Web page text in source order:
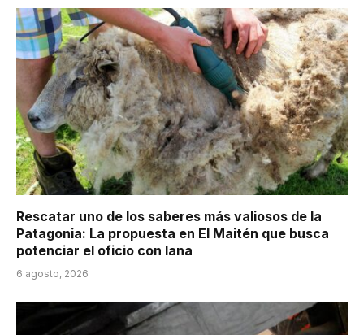
Rescatar uno de los saberes más valiosos de la
Patagonia: La propuesta en El Maitén que busca
potenciar el oficio con lana
6 agosto, 2026